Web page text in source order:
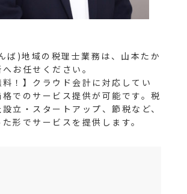
ば)地域の税理士業務は、山本たか
お任せください。
料！】クラウド会計に対応してい
でのサービス提供が可能です。税
立・スタートアップ、節税など、
形でサービスを提供します。